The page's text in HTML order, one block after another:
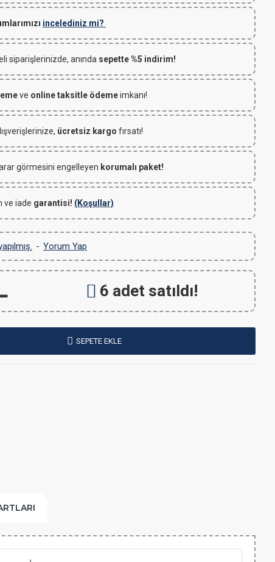
incelediniz mi?
siparişlerinizde, anında sepette %5 indirim!
ve online taksitle ödemeimkanı!
ücretsiz kargo fırsatı!
görmesini engelleyen korumalı paket!
ve iade garantisi! (Koşullar)
- Yorum Yap
6 adet satıldı!
SEPETE EKLE